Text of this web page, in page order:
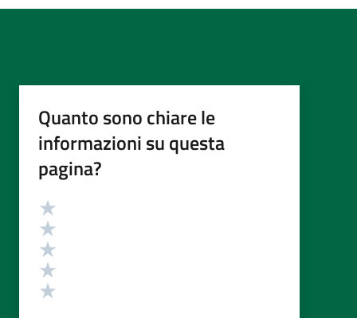
Quanto sono chiare le
informazioni su questa
pagina?
Valutazione